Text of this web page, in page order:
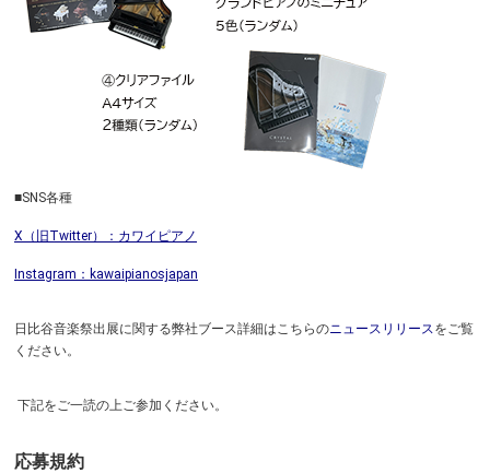
■SNS各種
X（旧Twitter）：カワイピアノ
Instagram：kawaipianosjapan
日比谷音楽祭出展に関する弊社ブース詳細はこちらのニュースリリースをご覧
ください。
下記をご一読の上ご参加ください。
応募規約